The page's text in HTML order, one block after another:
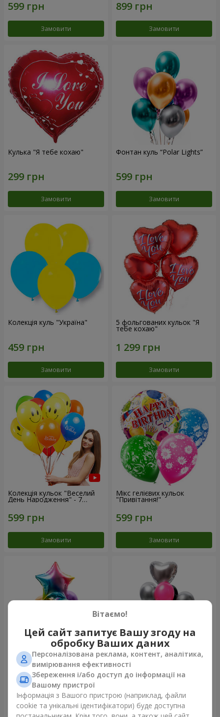
Замовити Замовити
Кулька "Я тебе кохаю"
Замовити
Фонтан куль “Polar Lights”
Замовити
Колекція куль "Україна"
Замовити
5 фольгованих кульок "Я
тебе кохаю"
Замовити
Колекція кульок "Веселий
День Народження" - 7
кульок
Замовити
Мікс гелієвих кульок
"Привітання!"
Замовити
Фонтан куль "Arcobaleno"
Замовити
Фонтан куль "Aloha"
Замовити
Вітаємо!
Цей сайт запитує Вашу згоду на
обробку Ваших даних
Персоналізована реклама, контент, аналітика,
вимірювання ефективності
Збереження і/або доступ до інформації на
Вашому пристрої
Інформація з Вашого пристрою (наприклад, файли
cookie та унікальні ідентифікатори) буде доступна